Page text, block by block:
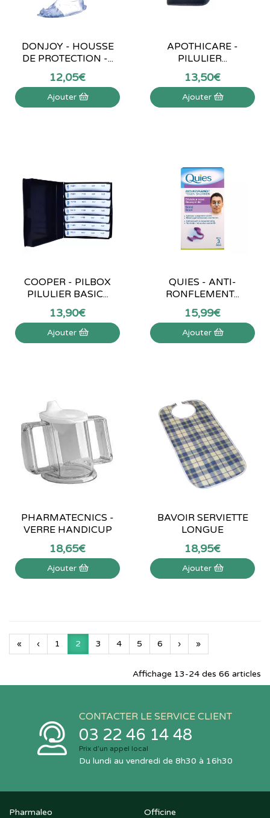
DONJOY - HOUSSE
DE PROTECTION -...
12,05€
Ajouter
APOTHICARE -
PILULIER...
13,50€
Ajouter
COOPER - PILBOX
PILULIER BASIC...
13,90€
Ajouter
QUIES - ANTI-
RONFLEMENT...
15,99€
Ajouter
PHARMATECNICS -
VERRE HANDICUP
18,65€
Ajouter
BAVOIR SERVIETTE
LONGUE
18,95€
Ajouter
« ‹ 1 2 3 4 5 6 › »
Affichage 13-24 des 66 articles
CONTACTER LE SERVICE CLIENT
03 22 46 14 48
Prix d’un appel local
Du lundi au vendredi de 8h30 à 16h30
Pharmaleo Officine